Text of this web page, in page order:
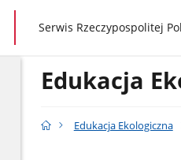
gov.pl
Serwis Rzeczypospolitej
Edukacja
Edukacja Ekologiczna